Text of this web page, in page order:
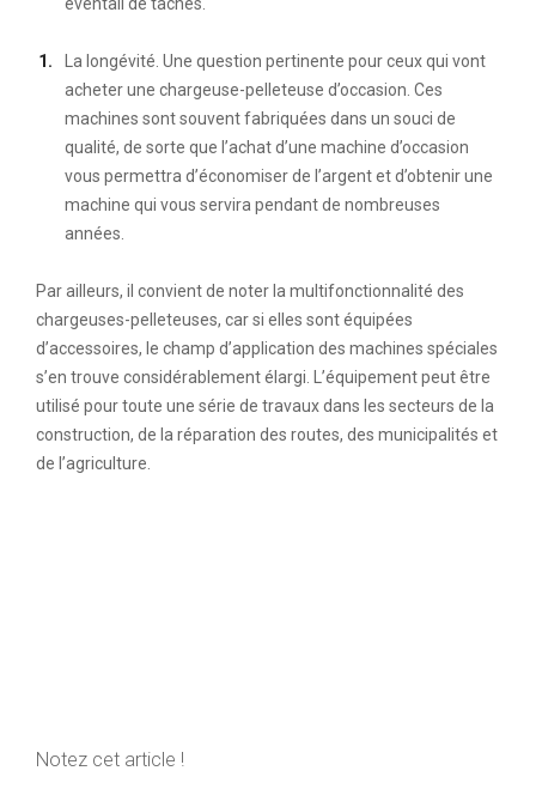
éventail de tâches.
La longévité. Une question pertinente pour ceux qui vont
acheter une chargeuse-pelleteuse d’occasion. Ces
machines sont souvent fabriquées dans un souci de
qualité, de sorte que l’achat d’une machine d’occasion
vous permettra d’économiser de l’argent et d’obtenir une
machine qui vous servira pendant de nombreuses
années.
Par ailleurs, il convient de noter la multifonctionnalité des
chargeuses-pelleteuses, car si elles sont équipées
d’accessoires, le champ d’application des machines spéciales
s’en trouve considérablement élargi. L’équipement peut être
utilisé pour toute une série de travaux dans les secteurs de la
construction, de la réparation des routes, des municipalités et
de l’agriculture.
Notez cet article !